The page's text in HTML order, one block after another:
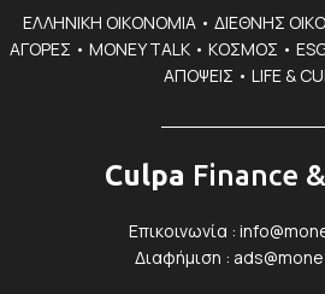
ΕΛΛΗΝΙΚΗ ΟΙΚΟΝΟΜΙΑ • ΔΙΕΘΝΗΣ
ΑΓΟΡΕΣ • MONEY TALK • ΚΟΣΜΟΣ •
ΑΠΟΨΕΙΣ • LIFE &
Culpa Finance
Επικοινωνία :
Διαφήμιση :